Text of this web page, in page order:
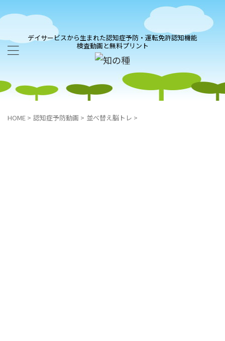
デイサービスから生まれた認知症予防・運転免許認知機能
検査動画と無料プリント
HOME > 認知症予防動画 > 並べ替え脳トレ >